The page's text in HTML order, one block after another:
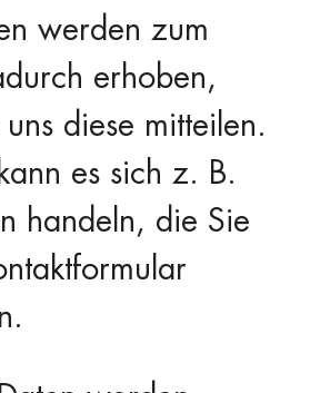
werden zum
erhoben,
diese mitteilen.
es sich z. B.
handeln, die Sie